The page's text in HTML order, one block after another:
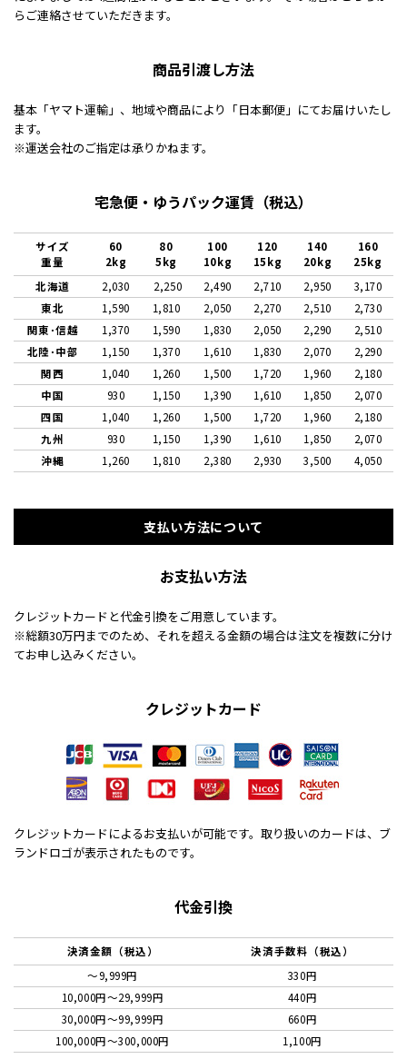
らご連絡させていただきます。
商品引渡し方法
基本「ヤマト運輸」、地域や商品により「日本郵便」にてお届けいたし
ます。
※運送会社のご指定は承りかねます。
宅急便・ゆうパック運賃（税込）
サイズ
重量
60
2kg
80
5kg
100
10kg
120
15kg
140
20kg
160
25kg
北海道
2,030 2,250 2,490 2,710 2,950
3,170
東北
1,590 1,810 2,050 2,270 2,510
2,730
関東･信越
1,370 1,590 1,830 2,050 2,290
2,510
北陸･中部
1,150 1,370 1,610 1,830 2,070
2,290
関西
1,040 1,260 1,500 1,720 1,960
2,180
中国
930 1,150 1,390 1,610 1,850
2,070
四国
1,040 1,260 1,500 1,720 1,960
2,180
九州
930 1,150 1,390 1,610 1,850
2,070
沖縄
1,260 1,810 2,380 2,930 3,500 4,050
支払い方法について
お支払い方法
クレジットカードと代金引換をご用意しています。
※総額30万円までのため、それを超える金額の場合は注文を複数に分け
てお申し込みください。
クレジットカード
クレジットカードによるお支払いが可能です。取り扱いのカードは、ブ
ランドロゴが表示されたものです。
代金引換
決済金額（税込）
決済手数料（税込）
～9,999円
330円
10,000円〜29,999円
440円
30,000円〜99,999円
660円
100,000円〜300,000円
1,100円